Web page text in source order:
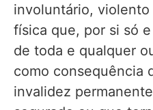
involuntário,
física que, por si só
de toda e qualquer
como consequência
invalidez